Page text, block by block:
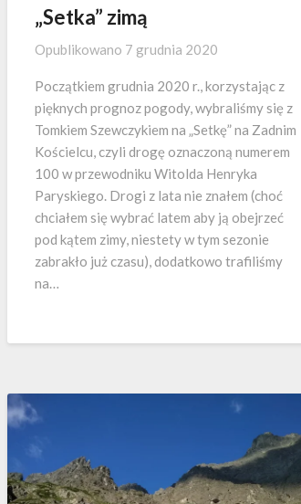
„Setka” zimą
Opublikowano 7 grudnia 2020
Początkiem grudnia 2020 r., korzystając z
pięknych prognoz pogody, wybraliśmy się z
Tomkiem Szewczykiem na „Setkę” na Zadnim
Kościelcu, czyli drogę oznaczoną numerem
100 w przewodniku Witolda Henryka
Paryskiego. Drogi z lata nie znałem (choć
chciałem się wybrać latem aby ją obejrzeć
pod kątem zimy, niestety w tym sezonie
zabrakło już czasu), dodatkowo trafiliśmy
na…